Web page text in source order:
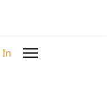
In